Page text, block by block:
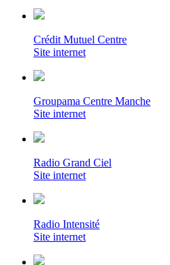
Crédit Mutuel Centre
Site internet
Groupama Centre Manche
Site internet
Radio Grand Ciel
Site internet
Radio Intensité
Site internet